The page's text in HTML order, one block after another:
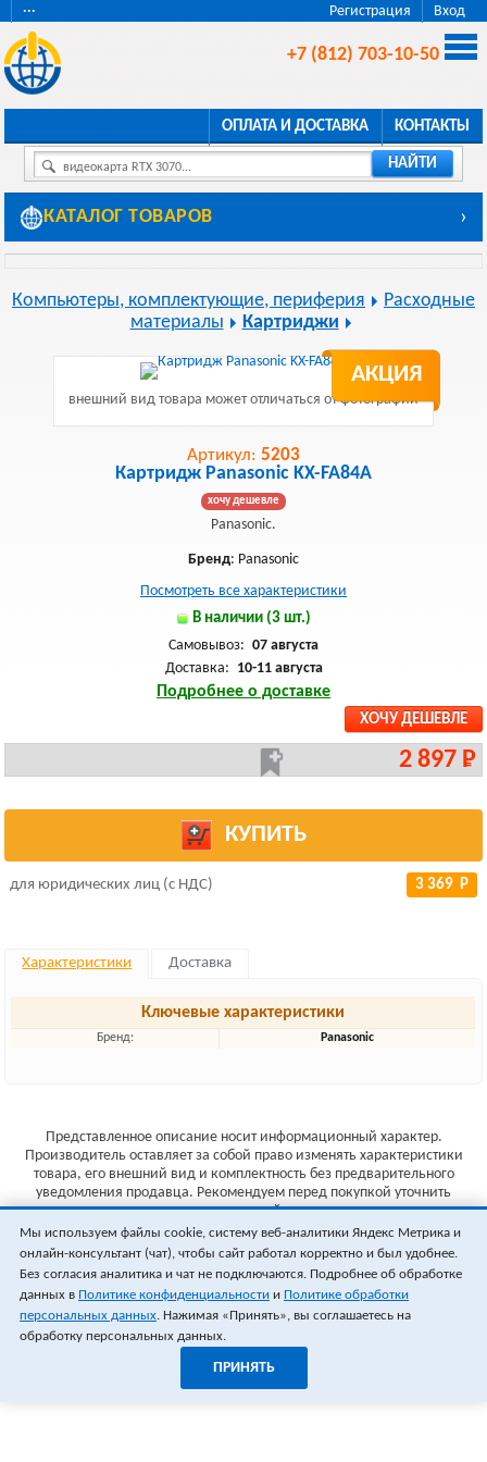
Регистрация Вход
···
+7 (812) 703-10-50
ОПЛАТА И ДОСТАВКА КОНТАКТЫ
видеокарта RTX 3070... НАЙТИ
КАТАЛОГ ТОВАРОВ ›
Компьютеры, комплектующие, периферия
Расходные
материалы
Картриджи
АКЦИЯ
внешний вид товара может отличаться от фотографии
Артикул: 5203
Картридж Panasonic KX-FA84A
хочу дешевле
Panasonic.
Бренд: Panasonic
Посмотреть все характеристики
В наличии (3 шт.)
Самовывоз: 07 августа
Доставка: 10-11 августа
Подробнее о доставке
ХОЧУ ДЕШЕВЛЕ
2 897 Р
КУПИТЬ
для юридических лиц (с НДС) 3 369 Р
Характеристики Доставка
Ключевые характеристики
Бренд: Panasonic
Представленное описание носит информационный характер.
Производитель оставляет за собой право изменять характеристики
товара, его внешний вид и комплектность без предварительного
уведомления продавца. Рекомендуем перед покупкой уточнить
характеристики товара на сайте производителя.
Указанные цены не являются публичной офертой (ст.435 ГК РФ).
Стоимость и наличие товара уточняйте у менеджера.
Мы используем файлы cookie, систему веб-аналитики Яндекс Метрика и
онлайн-консультант (чат), чтобы сайт работал корректно и был удобнее.
Без согласия аналитика и чат не подключаются. Подробнее об обработке
данных в Политике конфиденциальности и Политике обработки
персональных данных. Нажимая «Принять», вы соглашаетесь на
обработку персональных данных.
ПРИНЯТЬ